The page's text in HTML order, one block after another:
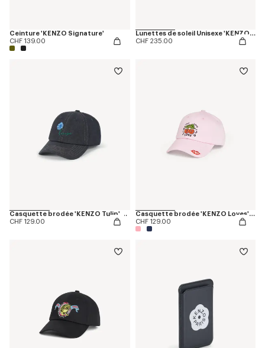
Ceinture 'KENZO Signature'
CHF 139.00
Lunettes de soleil Unisexe 'KENZO Weave'
CHF 235.00
Casquette brodée 'KENZO Tulip' en sergé façon denim
CHF 129.00
Casquette brodée 'KENZO Loves' en coton
CHF 129.00